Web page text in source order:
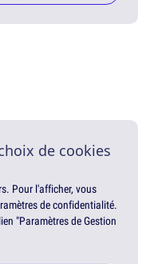
de cookies
Pour l'afficher, vous
de confidentialité.
"Paramètres de Gestion